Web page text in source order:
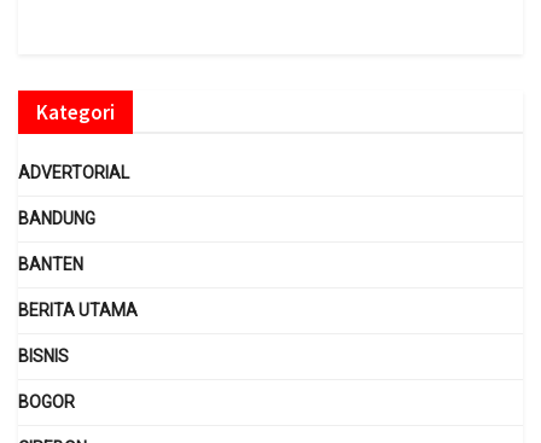
Kategori
ADVERTORIAL
BANDUNG
BANTEN
BERITA UTAMA
BISNIS
BOGOR